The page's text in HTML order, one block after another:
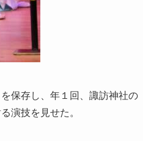
保存し、年１回、諏訪神社の
演技を見せた。